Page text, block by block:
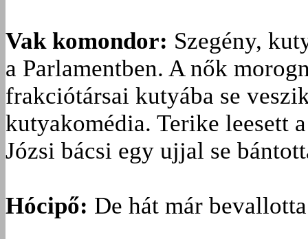
Vak komondor: Szegény,
a Parlamentben. A nők
frakciótársai kutyába se
kutyakomédia. Terike leesett
Józsi bácsi egy ujjal se
Hócipő: De hát már